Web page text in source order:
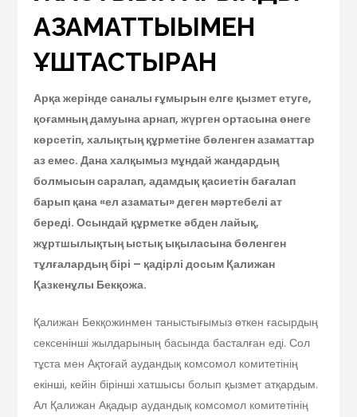
АЗАМАТТЫҒЫМЕН
ҰШТАСТЫРҒАН
Арқа жерінде саналы ғұмырын елге қызмет етуге,
қоғамның дамуына арнап, жүрген ортасына өнеге
көрсетіп, халықтың құрметіне бөленген азаматтар
аз емес. Дана халқымыз мұндай жандардың
болмысын саралап, адамдық қасиетін бағалап
барып қана «ел азаматы» деген мәртебелі ат
береді. Осындай құрметке әбден лайық,
жұртшылықтың ыстық ықыласына бөленген
тұлғалардың бірі – қадірлі досым Қалижан
Қазкенұлы Бекқожа.
Қалижан Бекқожинмен таныстығымыз өткен ғасырдың
сексенінші жылдарының басында басталған еді. Сол
тұста мен Ақтоғай аудандық комсомол комитетінің
екінші, кейін бірінші хатшысы болып қызмет атқардым.
Ал Қалижан Ақадыр аудандық комсомол комитетінің